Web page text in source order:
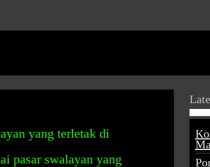
yang terletak di
pasar swalayan yang